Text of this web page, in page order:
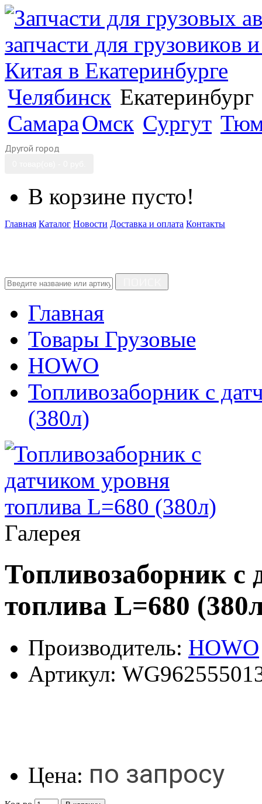
Челябинск Екатеринбург
СамараОмск Сургут
Другой город
В корзине пусто!
Главная Каталог Новости Доставка и оплата Контакты
Главная
Товары Грузовые
HOWO
Топливозаборник с
(380л)
Галерея
Топливозаборник с
топлива L=680
Производитель: HOWO
Артикул:
Цена: по запросу